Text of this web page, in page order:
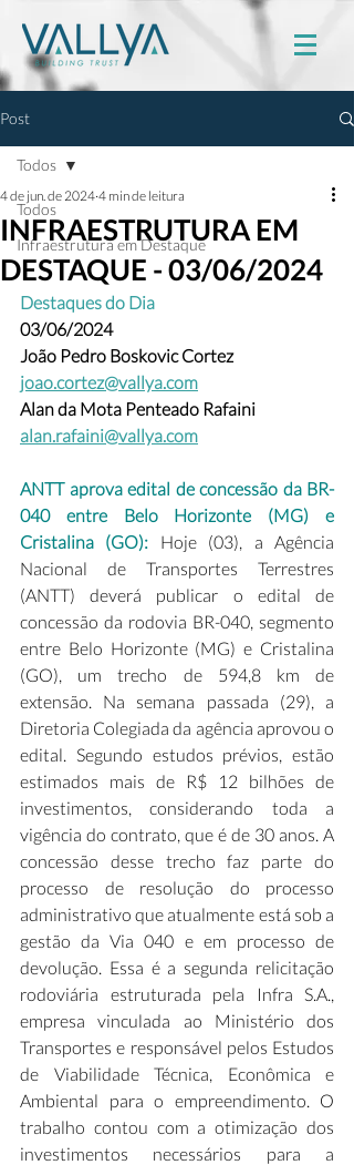
Post
Todos
Infraestrutura em Destaque
Todos
INFRAESTRUTURA EM
DESTAQUE - 03/06/2024
4 de jun. de 2024 4 min de leitura
Destaques do Dia
03/06/2024
João Pedro Boskovic Cortez
joao.cortez@vallya.com
Alan da Mota Penteado Rafaini
alan.rafaini@vallya.com
ANTT aprova edital de concessão da BR-
040 entre Belo Horizonte (MG) e
Cristalina (GO): Hoje (03), a Agência
Nacional de Transportes Terrestres
(ANTT) deverá publicar o edital de
concessão da rodovia BR-040, segmento
entre Belo Horizonte (MG) e Cristalina
(GO), um trecho de 594,8 km de
extensão. Na semana passada (29), a
Diretoria Colegiada da agência aprovou o
edital. Segundo estudos prévios, estão
estimados mais de R$ 12 bilhões de
investimentos, considerando toda a
vigência do contrato, que é de 30 anos. A
concessão desse trecho faz parte do
processo de resolução do processo
administrativo que atualmente está sob a
gestão da Via 040 e em processo de
devolução. Essa é a segunda relicitação
rodoviária estruturada pela Infra S.A.,
empresa vinculada ao Ministério dos
Transportes e responsável pelos Estudos
de Viabilidade Técnica, Econômica e
Ambiental para o empreendimento. O
trabalho contou com a otimização dos
investimentos necessários para a